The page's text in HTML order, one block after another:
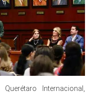
Internacional,